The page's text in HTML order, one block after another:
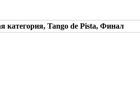
категория, Tango de Pista, Финал